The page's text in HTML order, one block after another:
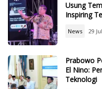
Usung
Inspiring
News 29
Prabowo
El Nino:
Teknologi